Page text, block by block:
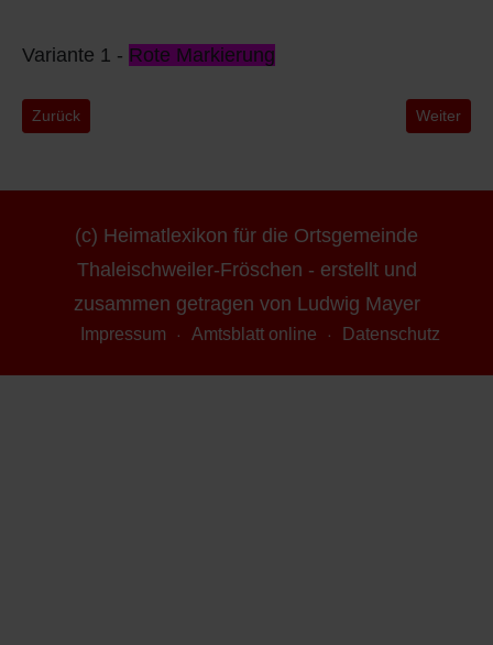
Variante 1 - Rote Markierung
Vorheriger Beitrag: Brückenberg-Tour 7,5 km
Zurück Nächster
Weiter
(c) Heimatlexikon für die Ortsgemeinde
Thaleischweiler-Fröschen - erstellt und
zusammen getragen von Ludwig Mayer
Impressum Amtsblatt online Datenschutz